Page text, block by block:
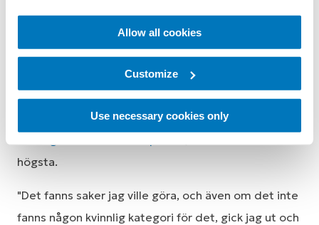
Allow all cookies
Customize
Use necessary cookies only
Vicki fortsätter att slå rekord och samla segrar inom
sporten, bland annat genom att ta sig igenom 13
"gates of fire" för att slå ett världsrekord som
sattes av Evel Knievel 2006. 2019 blev hon också
den första kvinnan att göra en backflip från den 15
högsta.
"Det fanns saker jag ville göra, och även om det inte
fanns någon kvinnlig kategori för det, gick jag ut och